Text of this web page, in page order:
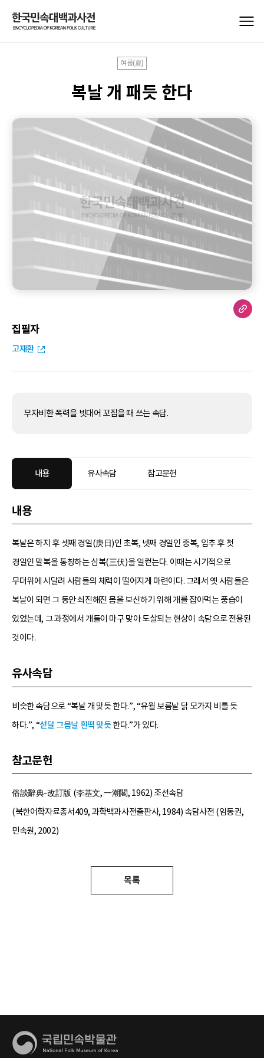
여름(夏)
복날 개 패듯 한다
집필자
고재환
무자비한 폭력을 빗대어 꼬집을 때 쓰는 속담.
내용 유사속담 참고문헌
내용
복날은 하지 후 셋째 경일(庚日)인 초복, 넷째 경일인 중복, 입추 후 첫
경일인 말복을 통칭하는 삼복(三伏)을 일컫는다. 이때는 시기적으로
무더위에 시달려 사람들의 체력이 떨어지게 마련이다. 그래서 옛 사람들은
복날이 되면 그 동안 쇠진해진 몸을 보신하기 위해 개를 잡아먹는 풍습이
있었는데, 그 과정에서 개들이 마구 맞아 도살되는 현상이 속담으로 전용된
것이다.
유사속담
비슷한 속담으로 “복날 개 맞듯 한다.”, “유월 보름날 닭 모가지 비틀 듯
하다.”, “섣달 그믐날 흰떡 맞듯한다.”가 있다.
참고문헌
俗談辭典-改訂版 (李基文, 一潮閣, 1962) 조선속담
(북한어학자료총서409, 과학백과사전출판사, 1984) 속담사전 (임동권,
민속원, 2002)
목록